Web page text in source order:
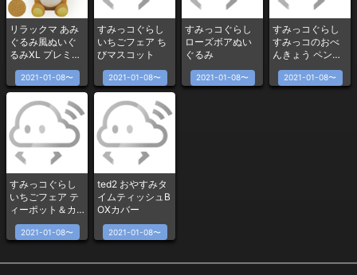
リラックマ あみ
ぐるみ風ぬいぐ
るみXL プレミア
ム リラックマ
2021-01-08〜
すみっコぐらし
いちごフェア ち
びマスコット
2021-01-08〜
すみっコぐらし
ローズボアぬい
ぐるみ
2021-01-08〜
すみっコぐらし
すみっコのおべ
んきょう ペンシ
ル型加湿器
2021-01-08〜
すみっコぐらし
いちごフェア テ
ィーポット＆カ
ップセット
2021-01-08〜
ted2 おやすみタ
イムティッシュB
OXカバー
2021-01-08〜